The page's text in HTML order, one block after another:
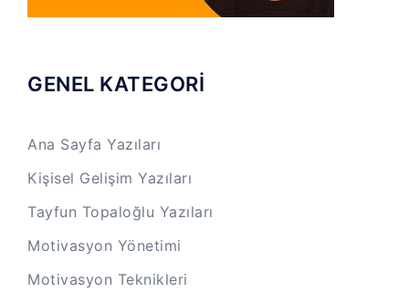
GENEL KATEGORİ
Ana Sayfa Yazıları
Kişisel Gelişim Yazıları
Tayfun Topaloğlu Yazıları
Motivasyon Yönetimi
Motivasyon Teknikleri